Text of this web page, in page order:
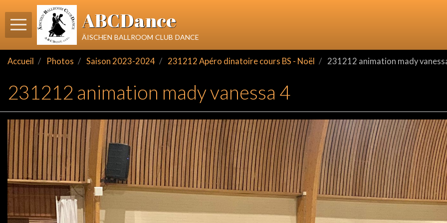
ABCDance
äischen ballroom club dance
Accueil Photos Saison 2023-2024 231212 Apéro dinatoire cours BS - Noël 231212 animation mady
231212 animation mady vanessa 4